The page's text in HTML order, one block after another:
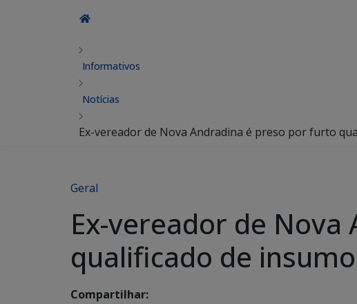
Informativos
Notícias
Ex-vereador de Nova Andradina é preso por furto
Geral
Ex-vereador de
qualificado de
Compartilhar: